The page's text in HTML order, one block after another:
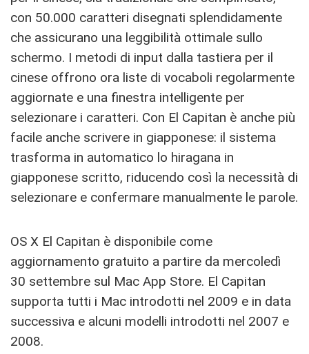
con 50.000 caratteri disegnati splendidamente
che assicurano una leggibilità ottimale sullo
schermo. I metodi di input dalla tastiera per il
cinese offrono ora liste di vocaboli regolarmente
aggiornate e una finestra intelligente per
selezionare i caratteri. Con El Capitan è anche più
facile anche scrivere in giapponese: il sistema
trasforma in automatico lo hiragana in
giapponese scritto, riducendo così la necessità di
selezionare e confermare manualmente le parole.
OS X El Capitan è disponibile come
aggiornamento gratuito a partire da mercoledì
30 settembre sul Mac App Store. El Capitan
supporta tutti i Mac introdotti nel 2009 e in data
successiva e alcuni modelli introdotti nel 2007 e
2008.